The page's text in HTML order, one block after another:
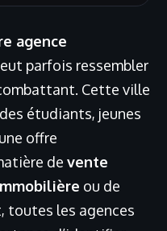
agence
parfois ressembler
Cette ville
étudiants, jeunes
offre
de vente
ou de
toutes les agences